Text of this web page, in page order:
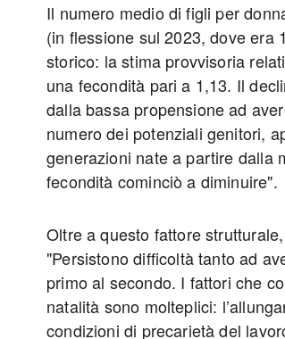
Il numero medio di figli per
(in flessione sul 2023, dove era
storico: la stima provvisoria
una fecondità pari a 1,13. Il
dalla bassa propensione ad
numero dei potenziali genitori,
generazioni nate a partire dalla
fecondità cominciò a diminuire".
Oltre a questo fattore
"Persistono difficoltà tanto ad
primo al secondo. I fattori che
natalità sono molteplici:
condizioni di precarietà del